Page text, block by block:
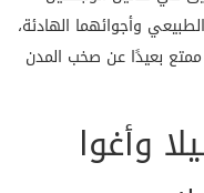
وأجوائهما الهادئة،
بعيدًا عن صخب المدن
وأغوا